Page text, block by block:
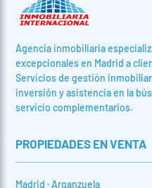
Agencia inmobiliaria
excepcionales en Madrid a
Servicios de gestión
inversión y asistencia en la
servicio complementarios.
PROPIEDADES EN VENTA
Madrid · Arganzuela